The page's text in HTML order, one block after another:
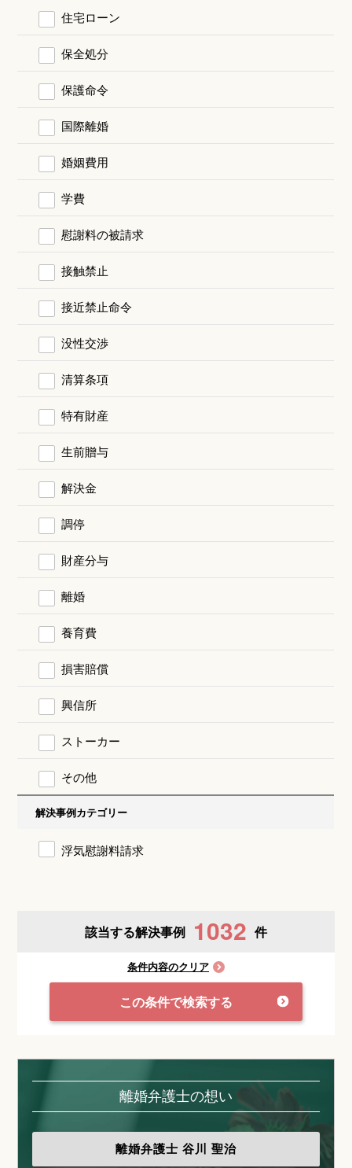
住宅ローン
保全処分
保護命令
国際離婚
婚姻費用
学費
慰謝料の被請求
接触禁止
接近禁止命令
没性交渉
清算条項
特有財産
生前贈与
解決金
調停
財産分与
離婚
養育費
損害賠償
興信所
ストーカー
その他
解決事例カテゴリー
浮気慰謝料請求
該当する解決事例 1032 件
条件内容のクリア
この条件で検索する
離婚弁護士の想い
離婚弁護士 谷川 聖治